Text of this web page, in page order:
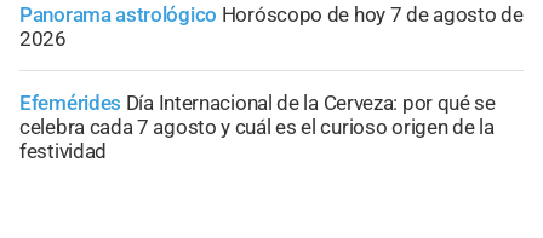
Panorama astrológico Horóscopo de hoy 7 de agosto de
2026
Efemérides Día Internacional de la Cerveza: por qué se
celebra cada 7 agosto y cuál es el curioso origen de la
festividad